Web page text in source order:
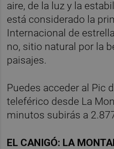
aire, de la luz y la
está considerado la
Internacional de
no, sitio natural por la
paisajes.
Puedes acceder al Pic
teleférico desde La
minutos subirás a
EL CANIGÓ: LA